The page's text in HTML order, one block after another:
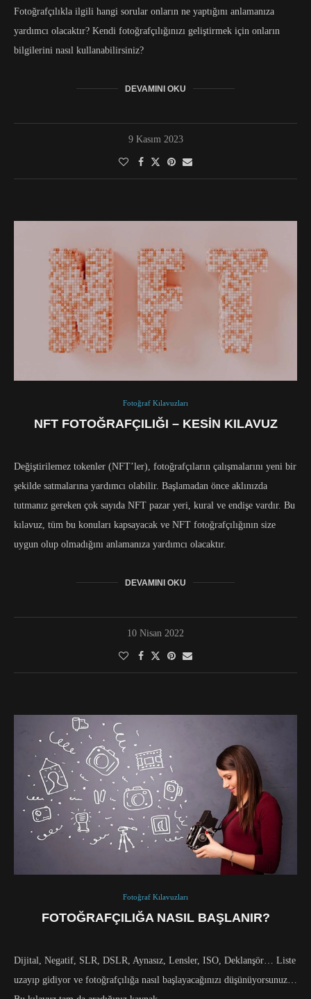
Fotoğrafçılıkla ilgili hangi sorular onların ne yaptığını anlamanıza
yardımcı olacaktır? Kendi fotoğrafçılığınızı geliştirmek için onların
bilgilerini nasıl kullanabilirsiniz?
DEVAMINI OKU
9 Kasım 2023
Fotoğraf Kılavuzları
NFT FOTOĞRAFÇILIĞI – KESIN KILAVUZ
Değiştirilemez tokenler (NFT’ler), fotoğrafçıların çalışmalarını yeni bir
şekilde satmalarına yardımcı olabilir. Başlamadan önce aklınızda
tutmanız gereken çok sayıda NFT pazar yeri, kural ve endişe vardır. Bu
kılavuz, tüm bu konuları kapsayacak ve NFT fotoğrafçılığının size
uygun olup olmadığını anlamanıza yardımcı olacaktır.
DEVAMINI OKU
10 Nisan 2022
Fotoğraf Kılavuzları
FOTOĞRAFÇILIĞA NASIL BAŞLANIR?
Dijital, Negatif, SLR, DSLR, Aynasız, Lensler, ISO, Deklanşör… Liste
uzayıp gidiyor ve fotoğrafçılığa nasıl başlayacağınızı düşünüyorsunuz…